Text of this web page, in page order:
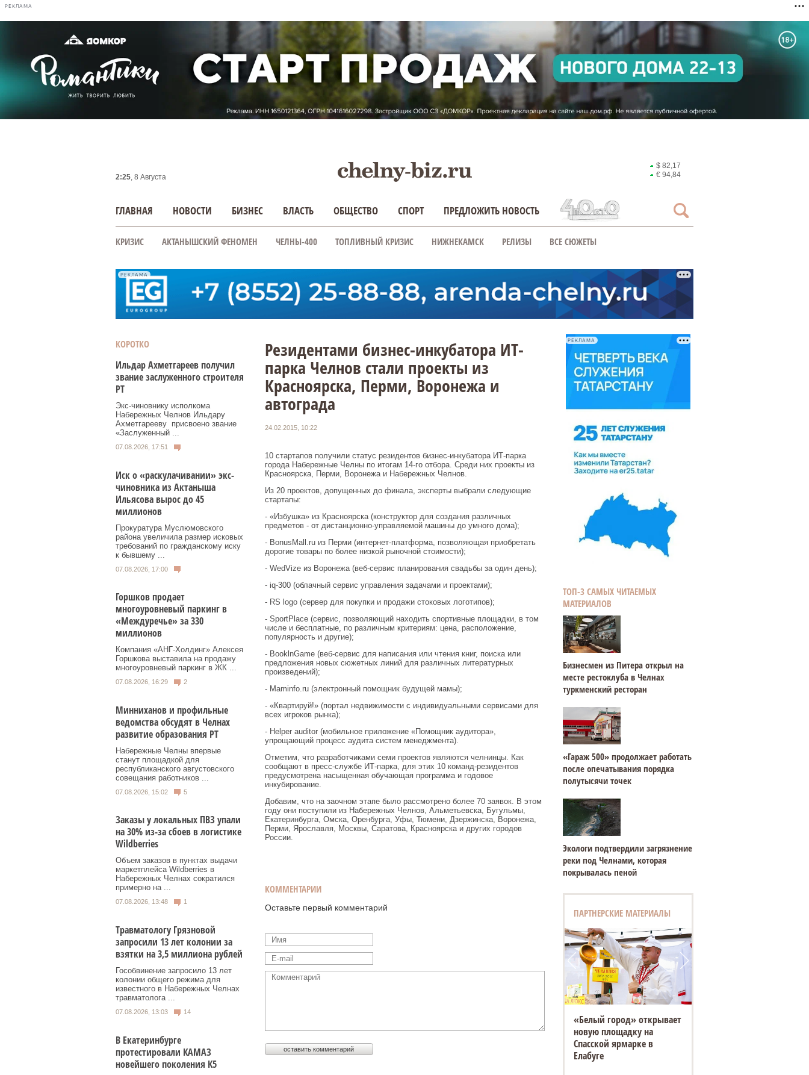
РЕКЛАМА
2:25, 8 Августа
$ 82,17
€ 94,84
ГЛАВНАЯ НОВОСТИ БИЗНЕС ВЛАСТЬ ОБЩЕСТВО СПОРТ ПРЕДЛОЖИТЬ НОВОСТЬ
КРИЗИС АКТАНЫШСКИЙ ФЕНОМЕН ЧЕЛНЫ-400 ТОПЛИВНЫЙ КРИЗИС НИЖНЕКАМСК РЕЛИЗЫ ВСЕ СЮЖЕТЫ
РЕКЛАМА
КОРОТКО
Ильдар Ахметгареев получил
звание заслуженного строителя
РТ
Экс‑чиновнику исполкома
Набережных Челнов Ильдару
Ахметгарееву присвоено звание
«Заслуженный ...
07.08.2026, 17:51
Иск о «раскулачивании» экс-
чиновника из Актаныша
Ильясова вырос до 45
миллионов
Прокуратура Муслюмовского
района увеличила размер исковых
требований по гражданскому иску
к бывшему ...
07.08.2026, 17:00
Горшков продает
многоуровневый паркинг в
«Междуречье» за 330
миллионов
Компания «АНГ-Холдинг» Алексея
Горшкова выставила на продажу
многоуровневый паркинг в ЖК ...
07.08.2026, 16:29 2
Минниханов и профильные
ведомства обсудят в Челнах
развитие образования РТ
Набережные Челны впервые
станут площадкой для
республиканского августовского
совещания работников ...
07.08.2026, 15:02 5
Заказы у локальных ПВЗ упали
на 30% из-за сбоев в логистике
Wildberries
Объем заказов в пунктах выдачи
маркетплейса Wildberries в
Набережных Челнах сократился
примерно на ...
07.08.2026, 13:48 1
Травматологу Грязновой
запросили 13 лет колонии за
взятки на 3,5 миллиона рублей
Гособвинение запросило 13 лет
колонии общего режима для
известного в Набережных Челнах
травматолога ...
07.08.2026, 13:03 14
В Екатеринбурге
протестировали КАМАЗ
новейшего поколения К5
Резидентами бизнес-инкубатора ИТ-
парка Челнов стали проекты из
Красноярска, Перми, Воронежа и
автограда
24.02.2015, 10:22
10 стартапов получили статус резидентов бизнес-инкубатора ИТ-парка
города Набережные Челны по итогам 14-го отбора. Среди них проекты из
Красноярска, Перми, Воронежа и Набережных Челнов.
Из 20 проектов, допущенных до финала, эксперты выбрали следующие
стартапы:
- «Избушка» из Красноярска (конструктор для создания различных
предметов - от дистанционно-управляемой машины до умного дома);
- BonusMall.ru из Перми (интернет-платформа, позволяющая приобретать
дорогие товары по более низкой рыночной стоимости);
- WedVize из Воронежа (веб-сервис планирования свадьбы за один день);
- iq-300 (облачный сервис управления задачами и проектами);
- RS logo (сервер для покупки и продажи стоковых логотипов);
- SportPlace (сервис, позволяющий находить спортивные площадки, в том
числе и бесплатные, по различным критериям: цена, расположение,
популярность и другие);
- BooklnGame (веб-сервис для написания или чтения книг, поиска или
предложения новых сюжетных линий для различных литературных
произведений);
- Maminfo.ru (электронный помощник будущей мамы);
- «Квартируй!» (портал недвижимости с индивидуальными сервисами для
всех игроков рынка);
- Helper auditor (мобильное приложение «Помощник аудитора»,
упрощающий процесс аудита систем менеджмента).
Отметим, что разработчиками семи проектов являются челнинцы. Как
сообщают в пресс-службе ИТ-парка, для этих 10 команд-резидентов
предусмотрена насыщенная обучающая программа и годовое
инкубирование.
Добавим, что на заочном этапе было рассмотрено более 70 заявок. В этом
году они поступили из Набережных Челнов, Альметьевска, Бугульмы,
Екатеринбурга, Омска, Оренбурга, Уфы, Тюмени, Дзержинска, Воронежа,
Перми, Ярославля, Москвы, Саратова, Красноярска и других городов
России.
КОММЕНТАРИИ
Оставьте первый комментарий
РЕКЛАМА
ТОП-3 САМЫХ ЧИТАЕМЫХ
МАТЕРИАЛОВ
Бизнесмен из Питера открыл на
месте рестоклуба в Челнах
туркменский ресторан
«Гараж 500» продолжает работать
после опечатывания порядка
полутысячи точек
Экологи подтвердили загрязнение
реки под Челнами, которая
покрывалась пеной
ПАРТНЕРСКИЕ МАТЕРИАЛЫ
«Белый город» открывает
новую площадку на
Спасской ярмарке в
Елабуге